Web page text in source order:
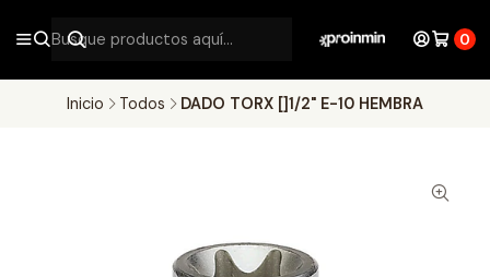
0
Inicio Todos DADO TORX []1/2" E-10 HEMBRA